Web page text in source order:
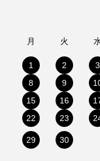
月 火
1 2 3
8
9
15
16
22
23
29 30